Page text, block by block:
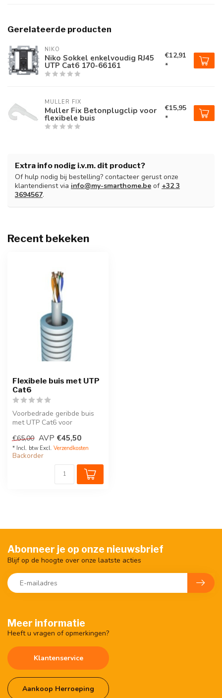
Gerelateerde producten
NIKO
Niko Sokkel enkelvoudig RJ45
UTP Cat6 170-66161
€12,91
*
MULLER FIX
Muller Fix Betonplugclip voor
flexibele buis
€15,95
*
Extra info nodig i.v.m. dit product?
Of hulp nodig bij bestelling? contacteer gerust onze
klantendienst via info@my-smarthome.be of +32 3
3694567.
Recent bekeken
Flexibele buis met UTP
Cat6
Voorbedrade geribde buis
met UTP Cat6 voor
nieuwbouw en...
€65,00 AVP €45,50
* Incl. btw Excl. Verzendkosten
Backorder
Meer informatie
Heeft u vragen of opmerkingen?
Klantenservice
Aankoop Herroeping
Abonneer je op onze nieuwsbrief
Blijf op de hoogte over onze laatste acties